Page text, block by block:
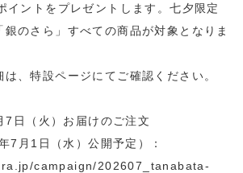
イントをプレゼントします。七夕限定
のさら」すべての商品が対象となりま
、特設ページにてご確認ください。
日（火）お届けのご注文
7月1日（水）公開予定）：
campaign/202607_tanabata-